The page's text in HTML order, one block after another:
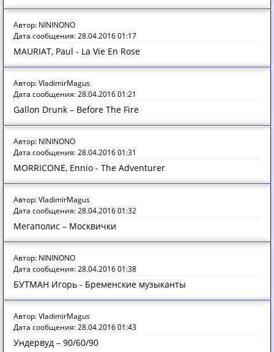
Автор: NININONO
Дата сообщения: 28.04.2016 01:17
MAURIAT, Paul - La Vie En Rose
Автор: VladimirMagus
Дата сообщения: 28.04.2016 01:21
Gallon Drunk – Before The Fire
Автор: NININONO
Дата сообщения: 28.04.2016 01:31
MORRICONE, Ennio - The Adventurer
Автор: VladimirMagus
Дата сообщения: 28.04.2016 01:32
Мегаполис – Москвички
Автор: NININONO
Дата сообщения: 28.04.2016 01:38
БУТМАН Игорь - Бременские музыканты
Автор: VladimirMagus
Дата сообщения: 28.04.2016 01:43
Ундервуд – 90/60/90